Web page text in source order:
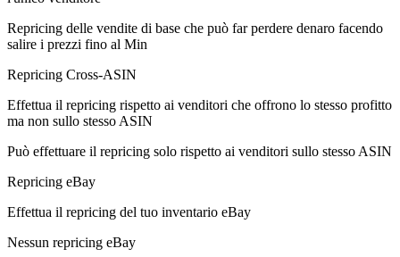
Repricing delle vendite di base che può far perdere denaro facendo
salire i prezzi fino al Min
Repricing Cross-ASIN
Effettua il repricing rispetto ai venditori che offrono lo stesso profitto
ma non sullo stesso ASIN
Può effettuare il repricing solo rispetto ai venditori sullo stesso ASIN
Repricing eBay
Effettua il repricing del tuo inventario eBay
Nessun repricing eBay